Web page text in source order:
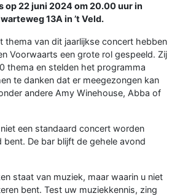
op 22 juni 2024 om 20.00 uur in
13A in ’t Veld.
thema van dit jaarlijkse concert hebben
Voorwaarts een grote rol gespeeld. Zij
thema en stelden het programma
te danken dat er meegezongen kan
andere Amy Winehouse, Abba of
een standaard concert worden
bent. De bar blijft de gehele avond
staat van muziek, maar waarin u niet
bent. Test uw muziekkennis, zing